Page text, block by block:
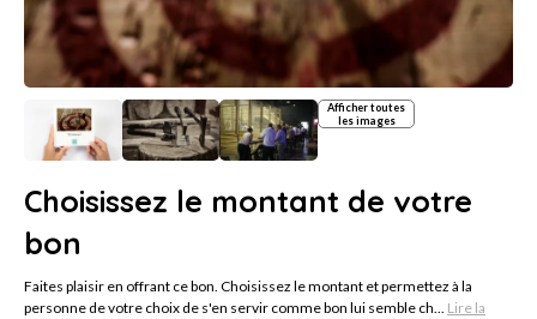
Afficher toutes
les images
Choisissez le montant de votre
bon
Faites plaisir en offrant ce bon. Choisissez le montant et permettez à la
personne de votre choix de s'en servir comme bon lui semble ch... Lire la